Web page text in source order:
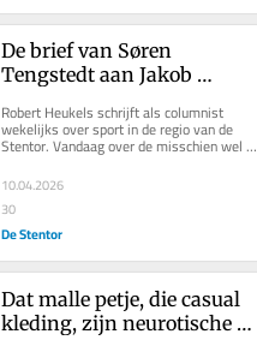
De brief van Søren
Tengstedt aan Jakob
spatte respect, vriendschap
en bewondering af
Robert Heukels schrijft als columnist
wekelijks over sport in de regio van de
Stentor. Vandaag over de misschien wel
twee beste voetballers van Go...
10.04.2026
30
De Stentor
Dat malle petje, die casual
kleding, zijn neurotische